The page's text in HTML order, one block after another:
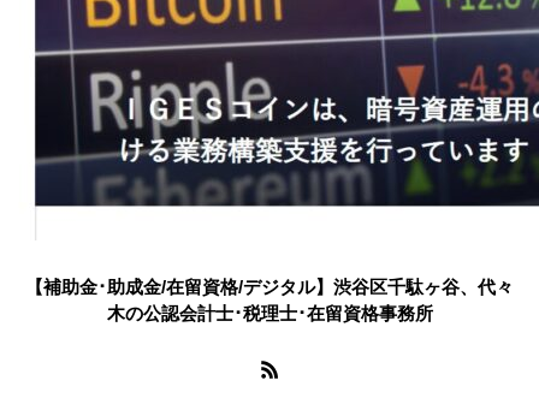
【補助金･助成金/在留資格/デジタル】渋谷区千駄ヶ谷、代々
木の公認会計士･税理士･在留資格事務所